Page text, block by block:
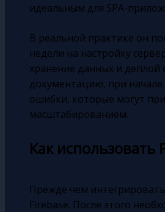
идеальным для SPA-
В реальной практике он
недели на настройку
хранение данных и
документацию, при начале
ошибки, которые могут
масштабированием.
Как
Прежде чем
Firebase. После этого